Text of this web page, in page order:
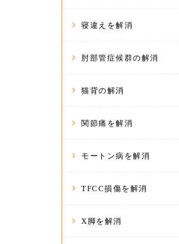
寝違えを解消
肘部管症候群の解消
猫背の解消
関節痛を解消
モートン病を解消
TFCC損傷を解消
X脚を解消